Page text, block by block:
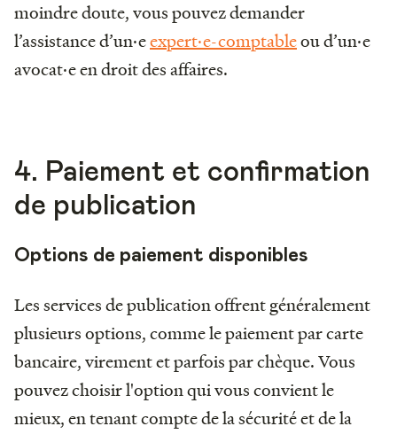
moindre doute, vous pouvez demander
l’assistance d’un·eexpert·e-comptableou d’un·e
avocat·e en droit des affaires.
4. Paiement et confirmation
de publication
Options de paiement disponibles
Les services de publication offrent généralement
plusieurs options, comme le paiement par carte
bancaire, virement et parfois par chèque. Vous
pouvez choisir l'option qui vous convient le
mieux, en tenant compte de la sécurité et de la